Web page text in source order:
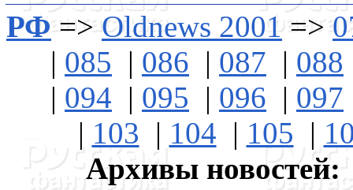
РФ=>Oldnews 2001=>
| 085 | 086 | 087 | 088
| 094 | 095 | 096 | 097
| 103 | 104 | 105 |
Архивы новостей: